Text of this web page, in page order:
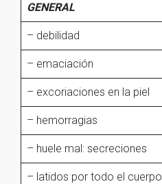
GENERAL
– debilidad
– emaciación
– excoriaciones en la piel
– hemorragias
– huele mal: secreciones
– latidos por todo el cuerpo